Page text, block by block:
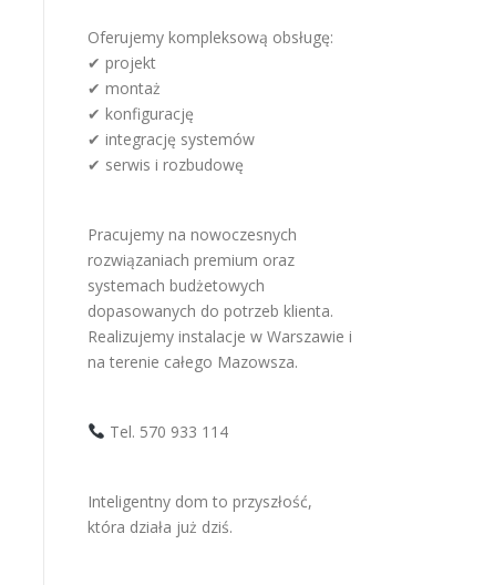
Oferujemy kompleksową obsługę:
✔ projekt
✔ montaż
✔ konfigurację
✔ integrację systemów
✔ serwis i rozbudowę
Pracujemy na nowoczesnych
rozwiązaniach premium oraz
systemach budżetowych
dopasowanych do potrzeb klienta.
Realizujemy instalacje w Warszawie i
na terenie całego Mazowsza.
Tel. 570 933 114
Inteligentny dom to przyszłość,
która działa już dziś.